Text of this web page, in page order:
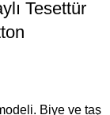
Tesettür
Biye ve taş